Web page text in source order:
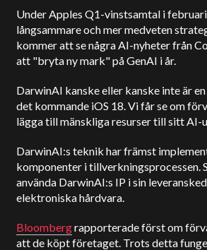
Under Apples Q1-vinstsamtal i
långsammare och mer medveten
kommer att se några AI-nyheter från
att "bryta ny mark" på GenAI i år.
DarwinAI kanske eller kanske inte är
det kommande iOS 18. Vi får se om
lägga till mänskliga resurser till sitt AI-
DarwinAI:s teknik har främst
komponenter i tillverkningsprocessen.
använda DarwinAI:s IP i sin
elektroniska hårdvara.
Bloombergrapporterade först om
att de köpt företaget. Trots detta